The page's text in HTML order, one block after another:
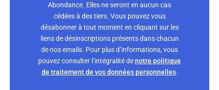
Abondance. Elles ne seront en aucun cas
cédées à des tiers. Vous pouvez vous
désabonner à tout moment en cliquant sur les
liens de désinscriptions présents dans chacun
de nos emails. Pour plus d’informations, vous
pouvez consulter l’intégralité denotre politique
de traitement de vos données personnelles.